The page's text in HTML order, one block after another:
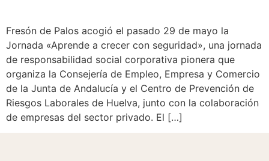
Fresón de Palos acogió el pasado 29 de mayo la
Jornada «Aprende a crecer con seguridad», una jornada
de responsabilidad social corporativa pionera que
organiza la Consejería de Empleo, Empresa y Comercio
de la Junta de Andalucía y el Centro de Prevención de
Riesgos Laborales de Huelva, junto con la colaboración
de empresas del sector privado. El […]